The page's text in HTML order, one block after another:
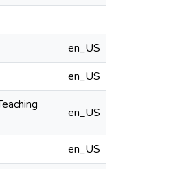
en_US
en_US
en_US
en_US